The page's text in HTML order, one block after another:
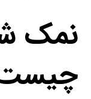
نمک